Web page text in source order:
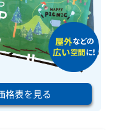
格表を見る